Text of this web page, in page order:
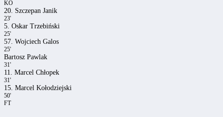
KO
20. Szczepan Janik
23'
5. Oskar Trzebiński
25'
57. Wojciech Galos
25'
Bartosz Pawlak
31'
11. Marcel Chłopek
31'
15. Marcel Kołodziejski
50'
FT